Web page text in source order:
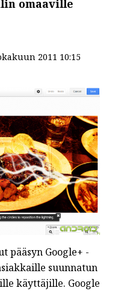
omaaville
2011 10:15
pääsyn Google+ -
suunnatun
käyttäjille. Google